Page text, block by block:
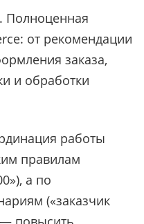
Полноценная
от рекомендации
заказа,
и обработки
работы
правилам
а по
(«заказчик